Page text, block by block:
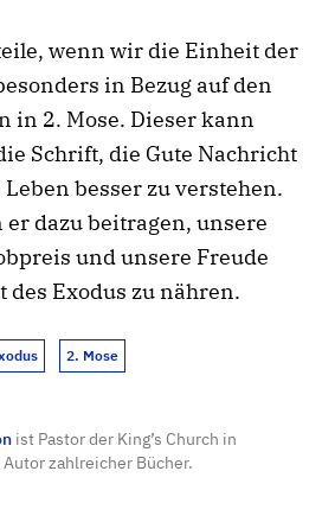
wenn wir die Einheit der
in Bezug auf den
in 2. Mose. Dieser kann
Schrift, die Gute Nachricht
besser zu verstehen.
dazu beitragen, unsere
und unsere Freude
des Exodus zu nähren.
2. Mose
ist Pastor der King’s Church in
zahlreicher Bücher.